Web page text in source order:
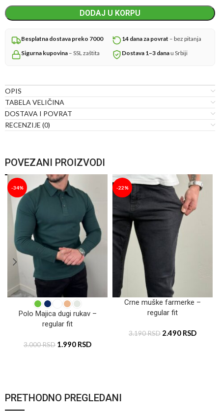
DODAJ U KORPU
Besplatna dostava preko 7000 14 dana za povrat – bez pitanja
Sigurna kupovina – SSL zaštita Dostava 1–3 danau Srbiji
OPIS
TABELA VELIČINA
DOSTAVA I POVRAT
RECENZIJE (0)
POVEZANI PROIZVODI
-34%
Polo Majica dugi rukav –
regular fit
3.000RSD 1.990 RSD
-22%
Crne muške farmerke –
regular fit
3.190RSD 2.490 RSD
PRETHODNO PREGLEDANI